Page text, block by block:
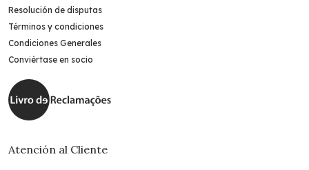
Resolución de disputas
Términos y condiciones
Condiciones Generales
Conviértase en socio
Atención al Cliente